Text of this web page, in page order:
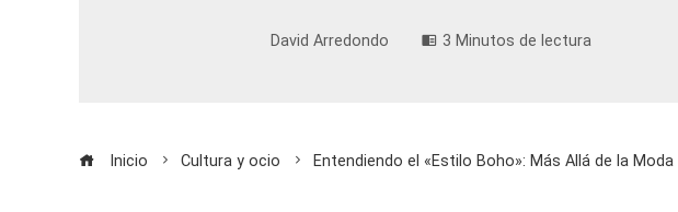
David Arredondo 3 Minutos de lectura
Inicio Cultura y ocio Entendiendo el «Estilo Boho»: Más Allá de la Moda